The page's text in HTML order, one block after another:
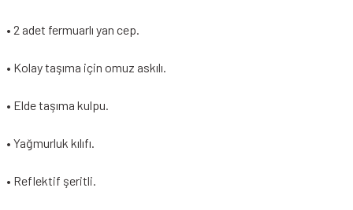
• 2 adet fermuarlı yan cep.
• Kolay taşıma için omuz askılı.
• Elde taşıma kulpu.
• Yağmurluk kılıfı.
• Reflektif şeritli.